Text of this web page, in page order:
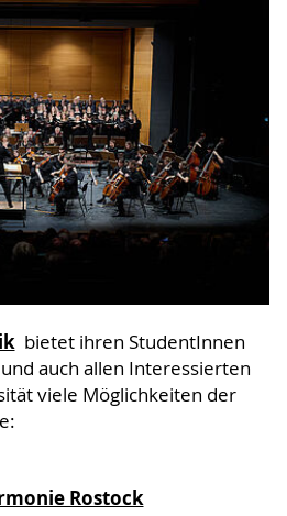
bietet ihren StudentInnen
auch allen Interessierten
viele Möglichkeiten der
Rostock